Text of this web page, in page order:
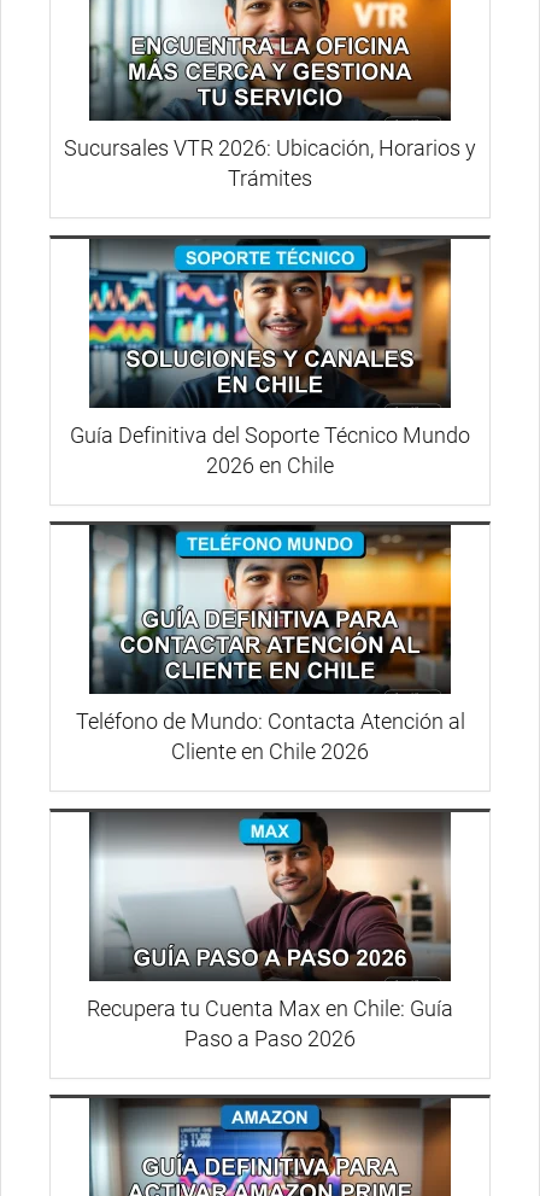
Sucursales VTR 2026: Ubicación, Horarios y
Trámites
Guía Definitiva del Soporte Técnico Mundo
2026 en Chile
Teléfono de Mundo: Contacta Atención al
Cliente en Chile 2026
Recupera tu Cuenta Max en Chile: Guía
Paso a Paso 2026